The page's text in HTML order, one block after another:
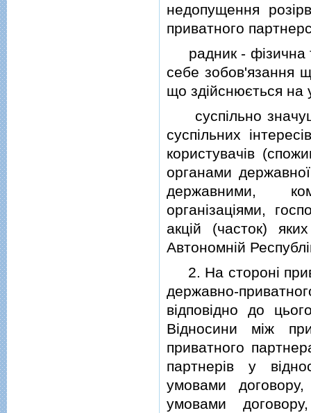
недопущення
приватного
радник - фiзична
себе зобов'язання
що здiйснюється на
суспiльно значущi
суспiльних
користувачiв
органами
державними,
органiзацiями,
акцiй (часток)
Автономнiй
2. На сторонi
державно-
вiдповiдно до
Вiдносини мiж
приватного
партнерiв у
умовами
умовами